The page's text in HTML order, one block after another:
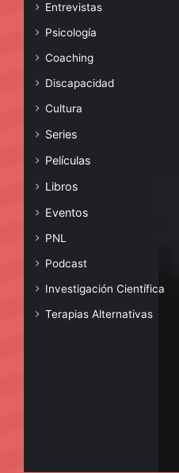
Entrevistas
Psicología
Coaching
Discapacidad
Cultura
Series
Películas
Libros
Eventos
PNL
Podcast
Investigación Científica
Terapias Alternativas